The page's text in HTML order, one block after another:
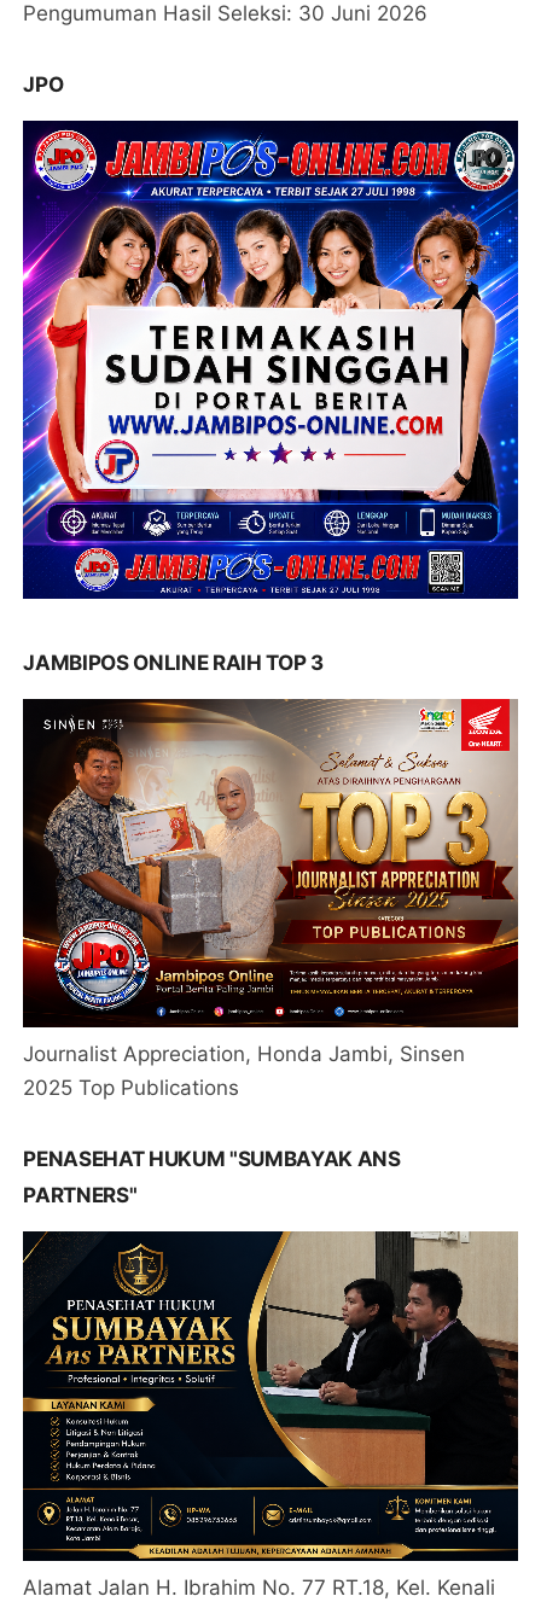
Pengumuman Hasil Seleksi: 30 Juni 2026
JPO
JAMBIPOS ONLINE RAIH TOP 3
Journalist Appreciation, Honda Jambi, Sinsen
2025 Top Publications
PENASEHAT HUKUM "SUMBAYAK ANS
PARTNERS"
Alamat Jalan H. Ibrahim No. 77 RT.18, Kel. Kenali